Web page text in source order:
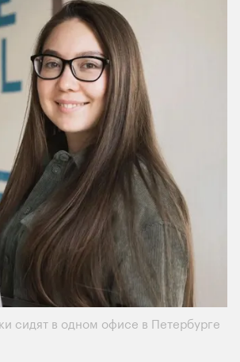
сидят в одном офисе в Петербурге